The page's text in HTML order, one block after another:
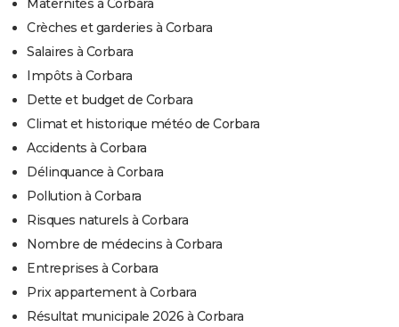
Crèches et garderies à Corbara
Salaires à Corbara
Impôts à Corbara
Dette et budget de Corbara
Climat et historique météo de Corbara
Accidents à Corbara
Délinquance à Corbara
Pollution à Corbara
Risques naturels à Corbara
Nombre de médecins à Corbara
Entreprises à Corbara
Prix appartement à Corbara
Résultat municipale 2026 à Corbara